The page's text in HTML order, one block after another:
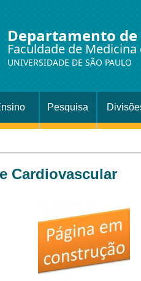
Departamento
Faculdade de
UNIVERSIDADE DE SÃO PAULO
Pesquisa
Cardiovascular